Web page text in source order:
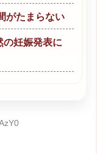
がたまらない
の妊娠発表に